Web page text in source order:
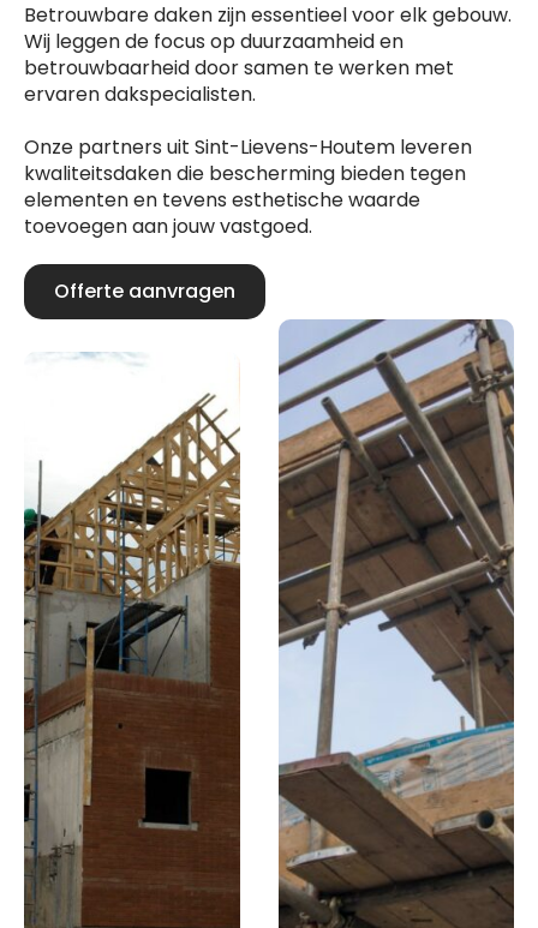
Betrouwbare daken zijn essentieel voor elk gebouw.
Wij leggen de focus op duurzaamheid en
betrouwbaarheid door samen te werken met
ervaren dakspecialisten.
Onze partners uit Sint-Lievens-Houtem leveren
kwaliteitsdaken die bescherming bieden tegen
elementen en tevens esthetische waarde
toevoegen aan jouw vastgoed.
Offerte aanvragen